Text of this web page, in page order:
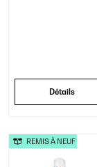
Détails
REMIS À NEUF